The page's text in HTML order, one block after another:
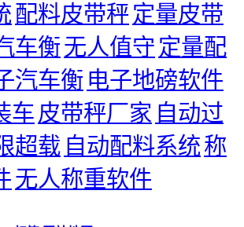
配料皮带秤定量皮带
车衡无人值守 定量配
汽车衡 电子地磅软件
车 皮带秤厂家 自动过
超载 自动配料系统称
无人称重软件